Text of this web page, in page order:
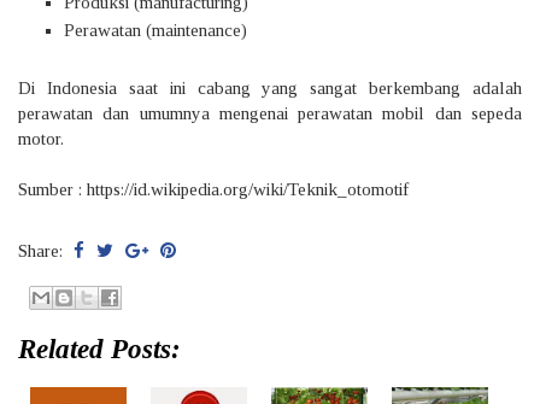
Perawatan (maintenance)
Di Indonesia saat ini cabang yang sangat berkembang adalah
perawatan dan umumnya mengenai perawatan mobil dan sepeda
motor.
Sumber : https://id.wikipedia.org/wiki/Teknik_otomotif
Share:
Related Posts: